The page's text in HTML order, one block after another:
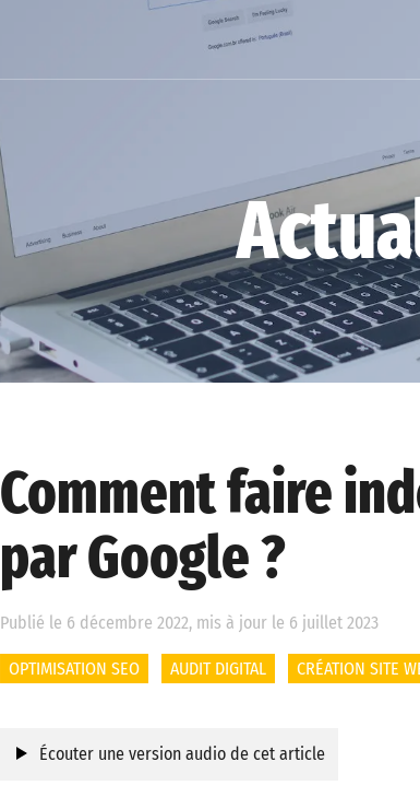
Comment faire
par Google ?
Publié le 6 décembre 2022, mis à jour le 6 juillet 2023
OPTIMISATION SEO AUDIT DIGITAL CRÉATION SITE
Écouter une version audio de cet article